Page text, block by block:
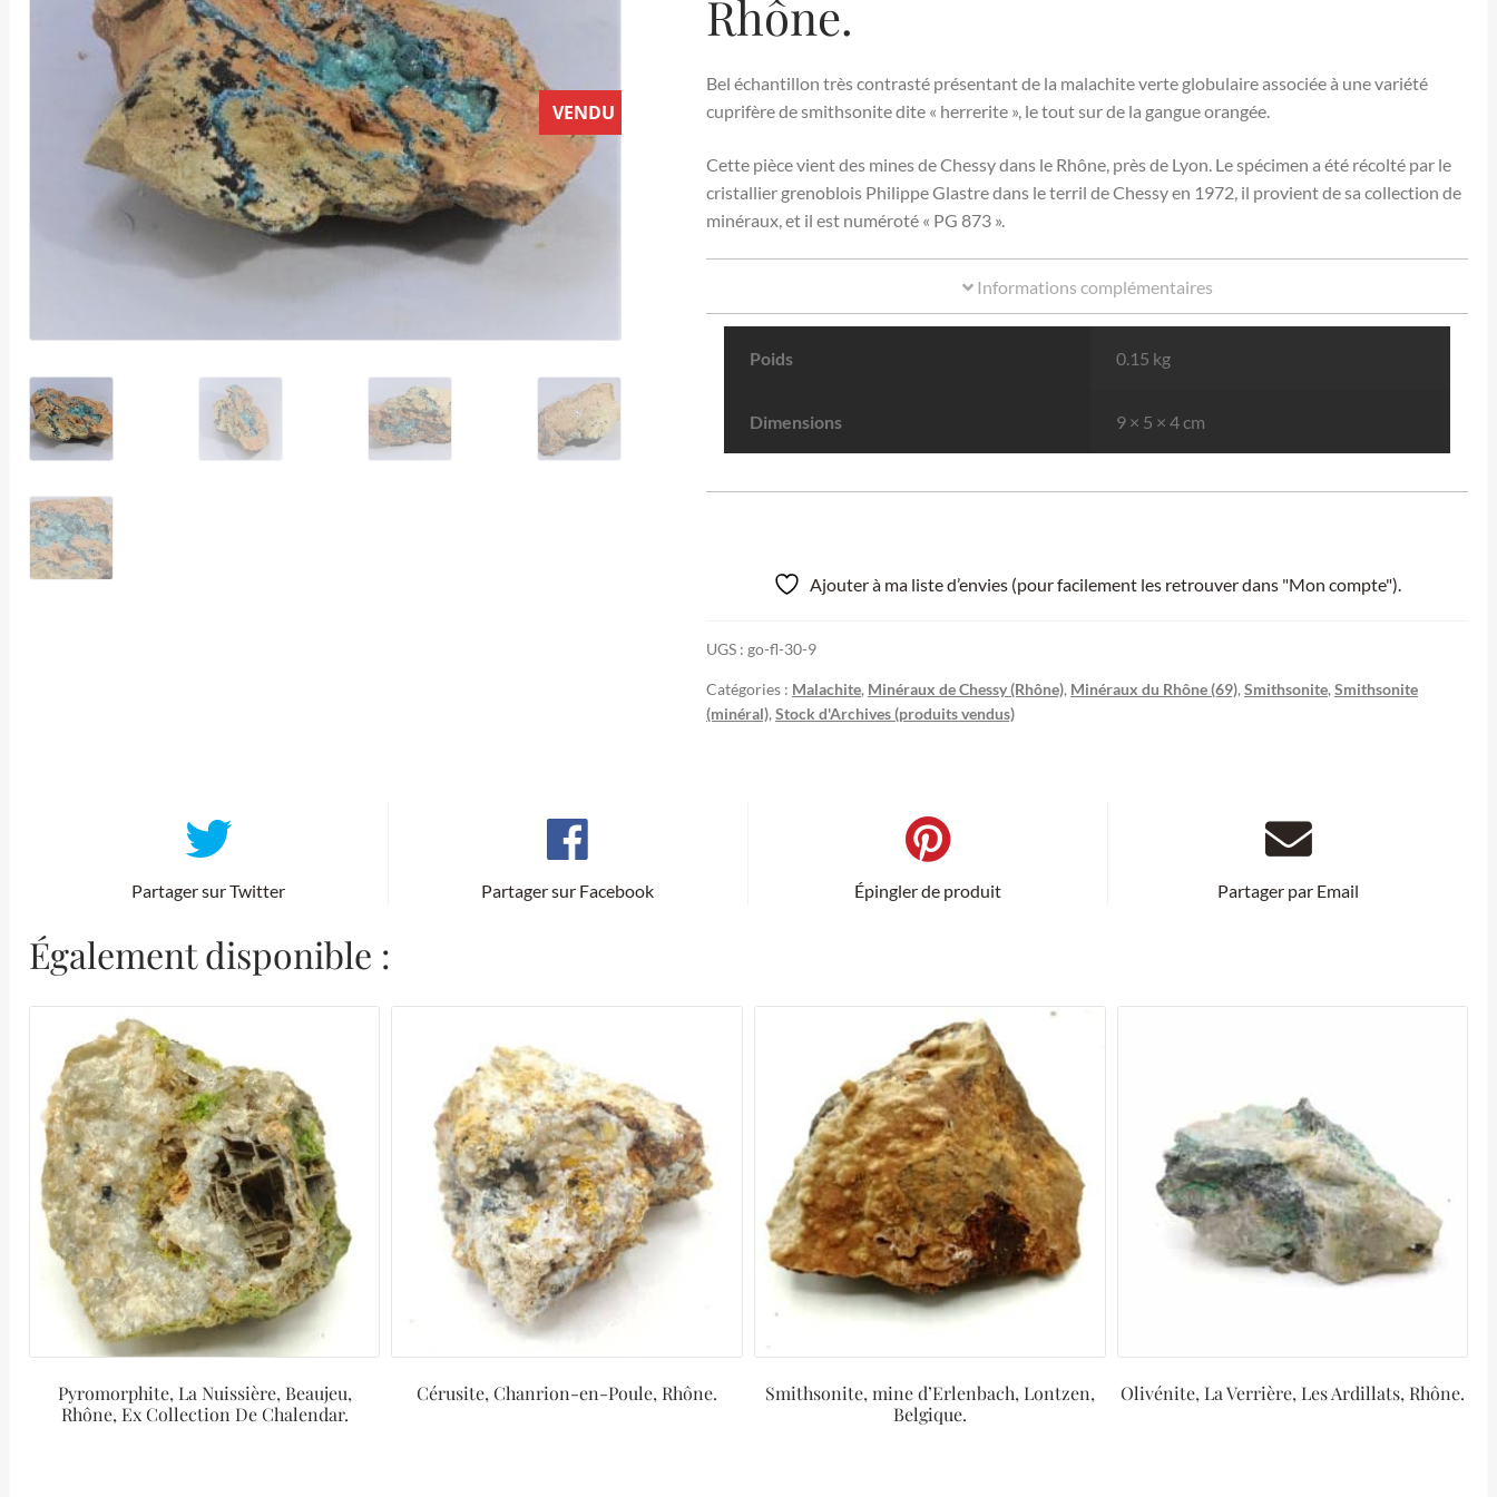
VENDU
Rhône.
Bel échantillon très contrasté présentant de la malachite verte globulaire associée à une variété
cuprifère de smithsonite dite « herrerite », le tout sur de la gangue orangée.
Cette pièce vient des mines de Chessy dans le Rhône, près de Lyon. Le spécimen a été récolté par le
cristallier grenoblois Philippe Glastre dans le terril de Chessy en 1972, il provient de sa collection de
minéraux, et il est numéroté « PG 873 ».
Informations complémentaires
Poids 0.15 kg
Dimensions 9 × 5 × 4 cm
Ajouter à ma liste d’envies (pour facilement les retrouver dans "Mon compte").
UGS : go-fl-30-9
Catégories : Malachite, Minéraux de Chessy (Rhône), Minéraux du Rhône (69), Smithsonite, Smithsonite
(minéral), Stock d'Archives (produits vendus)
Partager sur Twitter Partager sur Facebook Épingler de produit Partager par Email
Également disponible :
Pyromorphite, La Nuissière, Beaujeu,
Rhône, Ex Collection De Chalendar.
Cérusite, Chanrion-en-Poule, Rhône.
Smithsonite, mine d’Erlenbach, Lontzen,
Belgique.
Olivénite, La Verrière, Les Ardillats, Rhône.